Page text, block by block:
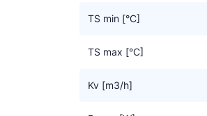
TS min [°C]
TS max [°C]
Kv [m3/h]